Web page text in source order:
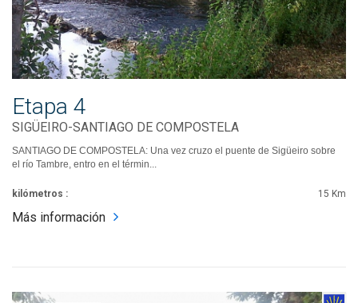
Etapa 4
SIGÜEIRO-SANTIAGO DE COMPOSTELA
SANTIAGO DE COMPOSTELA: Una vez cruzo el puente de Sigüeiro sobre
el río Tambre, entro en el términ...
kilómetros : 15 Km
Más información